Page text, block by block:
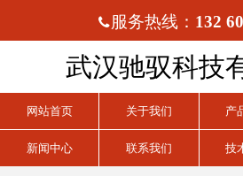
服务热线： 132
武汉驰驭科技
网站首页 关于我们 产
新闻中心 联系我们 技